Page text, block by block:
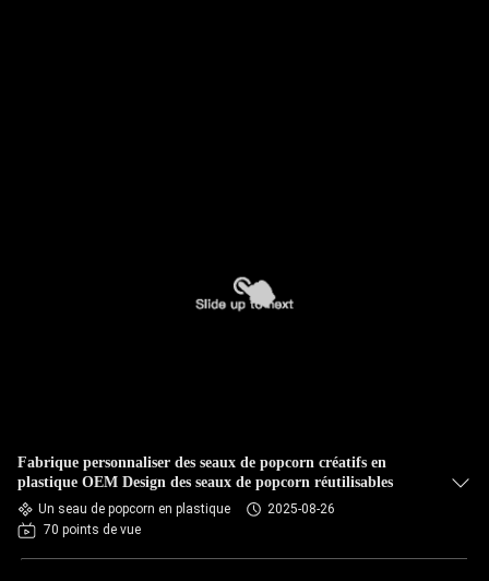
Fabrique personnaliser des seaux de popcorn créatifs en
plastique OEM Design des seaux de popcorn réutilisables
Un seau de popcorn en plastique
2025-08-26
70 points de vue